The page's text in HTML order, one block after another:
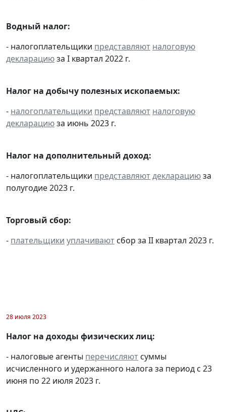
Водный налог:
- налогоплательщики представляют налоговую
декларациюза I квартал 2022 г.
Налог на добычу полезных ископаемых:
- налогоплательщики представляют налоговую
декларациюза июнь 2023 г.
Налог на дополнительный доход:
- налогоплательщики представляютдекларациюза
полугодие 2023 г.
Торговый сбор:
- плательщики уплачивают сбор за II квартал 2023 г.
28 июля 2023
Налог на доходы физических лиц:
- налоговые агенты перечисляют суммы
исчисленного и удержанного налога за период с 23
июня по 22 июля 2023 г.